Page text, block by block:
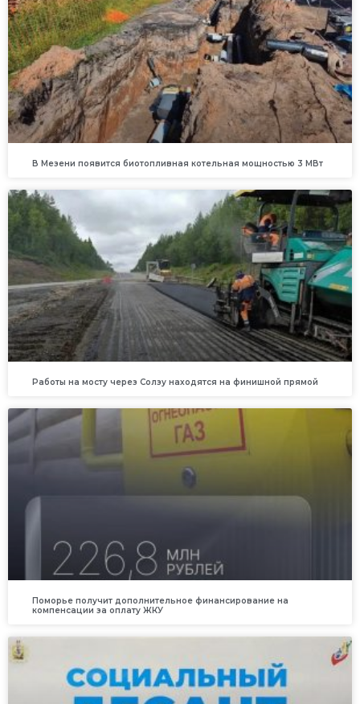
В Мезени появится биотопливная котельная мощностью 3 МВт
Работы на мосту через Солзу находятся на финишной прямой
Поморье получит дополнительное финансирование на
компенсации за оплату ЖКУ